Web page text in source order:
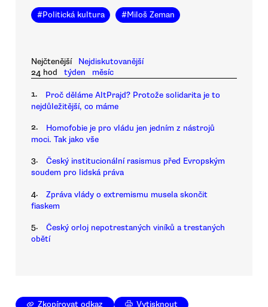
#Politická kultura #Miloš Zeman
Nejčtenější
Nejdiskutovanější
24 hod
týden měsíc
1.
Proč děláme AltPrajd? Protože solidarita je to
nejdůležitější, co máme
2.
Homofobie je pro vládu jen jedním z nástrojů
moci. Tak jako vše
3.
Český institucionální rasismus před Evropským
soudem pro lidská práva
4.
Zpráva vlády o extremismu musela skončit
fiaskem
5.
Český orloj nepotrestaných viníků a trestaných
obětí
Zkopírovat odkaz Vytisknout